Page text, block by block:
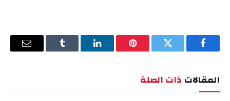
فيسبوك تويتر بينتيريستلينكدإن Tumblr
البريد
المقالات ذات الصلة